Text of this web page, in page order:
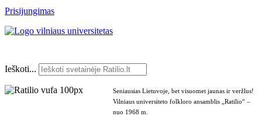
Prisijungimas
Ieškoti...
Seniausias Lietuvoje, bet visuomet jaunas ir veržlus!
Vilniaus universiteto folkloro ansamblis „Ratilio“ –
nuo 1968 m.